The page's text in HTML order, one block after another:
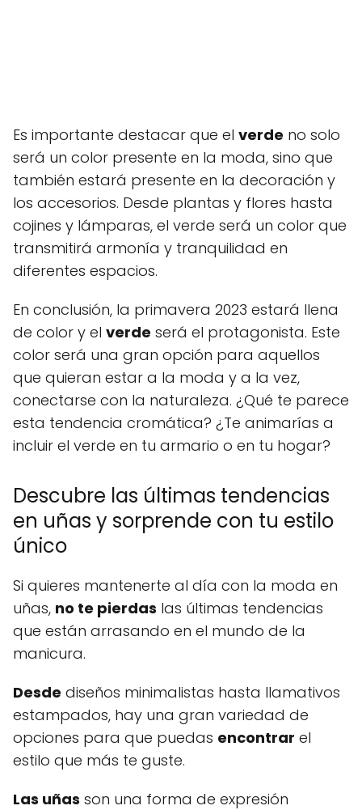
Es importante destacar que el verde no solo
será un color presente en la moda, sino que
también estará presente en la decoración y
los accesorios. Desde plantas y flores hasta
cojines y lámparas, el verde será un color que
transmitirá armonía y tranquilidad en
diferentes espacios.
En conclusión, la primavera 2023 estará llena
de color y el verde será el protagonista. Este
color será una gran opción para aquellos
que quieran estar a la moda y a la vez,
conectarse con la naturaleza. ¿Qué te parece
esta tendencia cromática? ¿Te animarías a
incluir el verde en tu armario o en tu hogar?
Descubre las últimas tendencias
en uñas y sorprende con tu estilo
único
Si quieres mantenerte al día con la moda en
uñas, no te pierdas las últimas tendencias
que están arrasando en el mundo de la
manicura.
Desde diseños minimalistas hasta llamativos
estampados, hay una gran variedad de
opciones para que puedas encontrar el
estilo que más te guste.
Las uñas son una forma de expresión